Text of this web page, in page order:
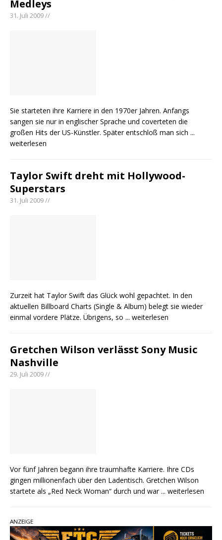
Medleys
31. Juli 2009 //
Sie starteten ihre Karriere in den 1970er Jahren. Anfangs
sangen sie nur in englischer Sprache und coverteten die
großen Hits der US-Künstler. Später entschloß man sich ...
weiterlesen
Taylor Swift dreht mit Hollywood-
Superstars
31. Juli 2009 //
Zurzeit hat Taylor Swift das Glück wohl gepachtet. In den
aktuellen Billboard Charts (Single & Album) belegt sie wieder
einmal vordere Plätze. Übrigens, so ... weiterlesen
Gretchen Wilson verlässt Sony Music
Nashville
29. Juli 2009 //
Vor fünf Jahren begann ihre traumhafte Karriere. Ihre CDs
gingen millionenfach über den Ladentisch. Gretchen Wilson
startete als „Red Neck Woman“ durch und war ... weiterlesen
ANZEIGE